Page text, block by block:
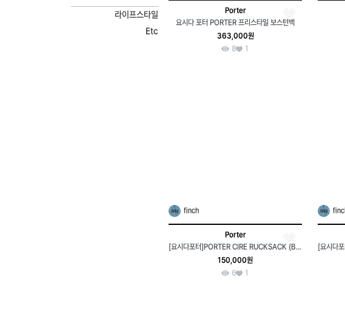
라이프스타일
Etc
Porter
요시다 포터 PORTER 프리스타일 보스턴백
363,000원
8
1
finch
Porter
150,000원
6
1